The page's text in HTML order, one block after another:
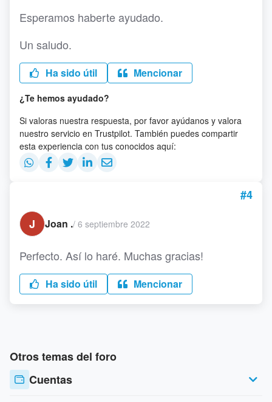
Esperamos haberte ayudado.
Un saludo.
Ha sido útil Mencionar
¿Te hemos ayudado?
Si valoras nuestra respuesta, por favor ayúdanos y valora
nuestro servicio en Trustpilot. También puedes compartir
esta experiencia con tus conocidos aquí:
#4
J
Joan ./ 6 septiembre 2022
Perfecto. Así lo haré. Muchas gracias!
Ha sido útil Mencionar
Otros temas del foro
Cuentas